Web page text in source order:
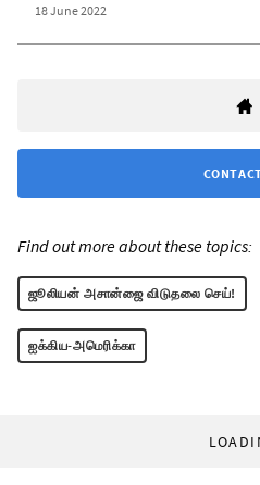
18 June 2022
Find out more about these topics:
ஜூலியன் அசான்ஜை விடுதலை செய்!
ஐக்கிய-அமெரிக்கா